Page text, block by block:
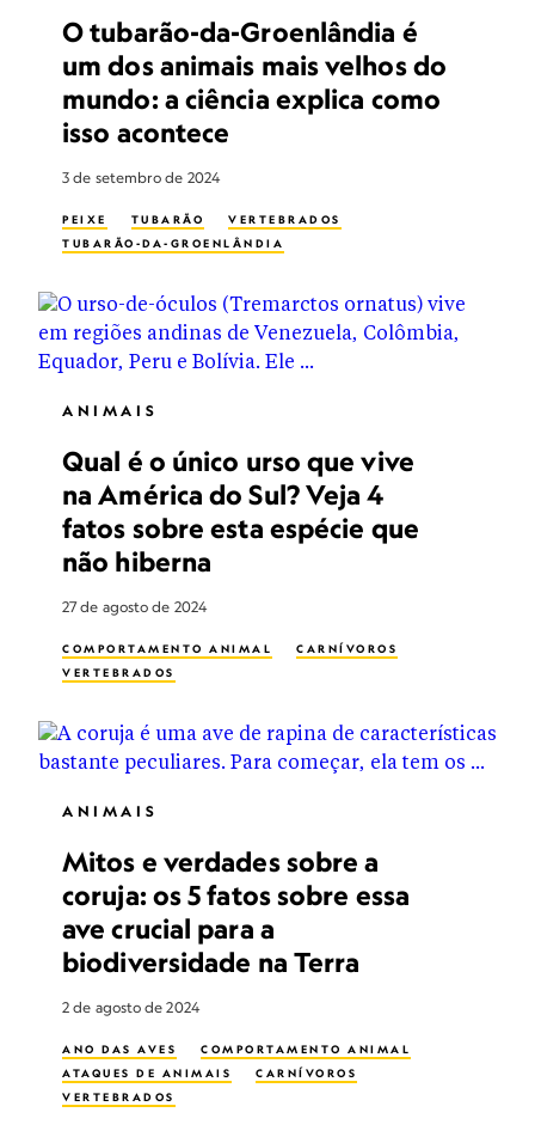
O tubarão-da-Groenlândia é
um dos animais mais velhos do
mundo: a ciência explica como
isso acontece
3 de setembro de 2024
PEIXE TUBARÃO
VERTEBRADOS
TUBARÃO-DA-GROENLÂNDIA
ANIMAIS
Qual é o único urso que vive
na América do Sul? Veja 4
fatos sobre esta espécie que
não hiberna
27 de agosto de 2024
COMPORTAMENTO ANIMAL
CARNÍVOROS
VERTEBRADOS
ANIMAIS
Mitos e verdades sobre a
coruja: os 5 fatos sobre essa
ave crucial para a
biodiversidade na Terra
2 de agosto de 2024
ANO DAS AVES
COMPORTAMENTO ANIMAL
ATAQUES DE ANIMAIS
CARNÍVOROS
VERTEBRADOS